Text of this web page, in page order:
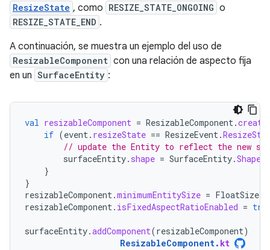
ResizeState , como RESIZE_STATE_ONGOING o
RESIZE_STATE_END .
A continuación, se muestra un ejemplo del uso de
ResizableComponent con una relación de aspecto fija
en un SurfaceEntity :
val resizableComponent = ResizableComponent.create
if (event. resizeState == ResizeEvent.
// update the Entity to reflect the new
surfaceEntity. shape = SurfaceEntity.Shape
}
}
resizableComponent.minimumEntitySize = FloatSize3d
resizableComponent. isFixedAspectRatioEnabled =
surfaceEntity.addComponent(resizableComponent)
ResizableComponent. kt